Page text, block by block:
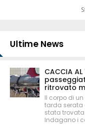
Ultime News
CACCIA
ritrovato
Il corpo di
tarda serata
stata
Indagano i